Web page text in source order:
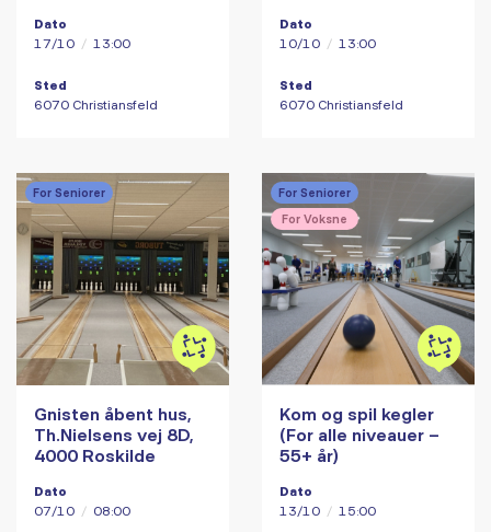
Dato
17/10 / 13:00
Sted
6070 Christiansfeld
Dato
10/10 / 13:00
Sted
6070 Christiansfeld
For Seniorer
Gnisten åbent hus,
Th.Nielsens vej 8D,
4000 Roskilde
Dato
07/10 / 08:00
For Seniorer
For Voksne
Kom og spil kegler
(For alle niveauer –
55+ år)
Dato
13/10 / 15:00